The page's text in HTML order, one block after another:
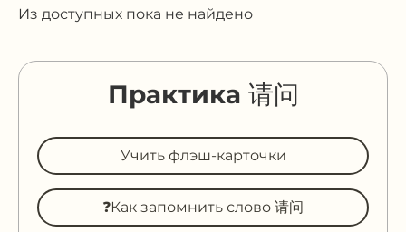
Из доступных пока не найдено
Практика 请问
Учить флэш-карточки
❓Как запомнить слово 请问